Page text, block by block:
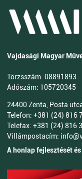
Vajdasági Magyar
Törzsszám: 08891893
Adószám: 105720345
24400 Zenta, Posta
Telefon: +381 (24) 816
Telefax: +381 (24) 816
Villámpostacím:
A honlap fejlesztését